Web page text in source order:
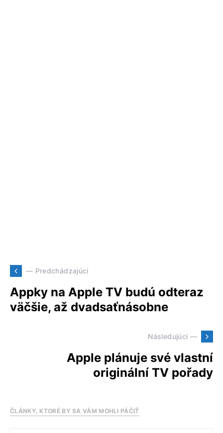
— Predchádzajúci
Appky na Apple TV budú odteraz
väčšie, až dvadsaťnásobne
Následujúci —
Apple plánuje své vlastní
originální TV pořady
ČLÁNKY, KTORÉ BY SA VÁM MOHLI PÁČIŤ